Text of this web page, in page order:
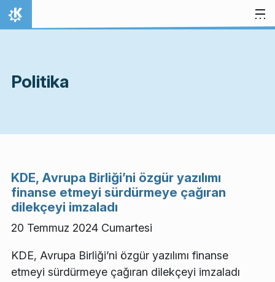
İçeriğe atla
Ana Sayfa
Politika
KDE, Avrupa Birliği’ni özgür yazılımı
finanse etmeyi sürdürmeye çağıran
dilekçeyi imzaladı
20 Temmuz 2024 Cumartesi
KDE, Avrupa Birliği’ni özgür yazılımı finanse
etmeyi sürdürmeye çağıran dilekçeyi imzaladı